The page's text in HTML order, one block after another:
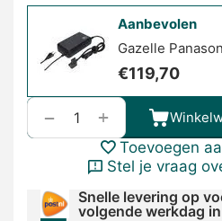
Aanbevolen
Gazelle
€119,70
+
−
Toevoegen
Stel je vraag
Snelle levering op
volgende werkdag